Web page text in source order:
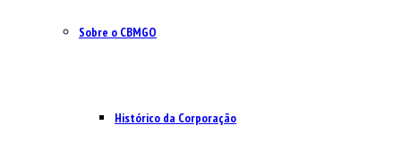
Sobre o CBMGO
Histórico da Corporação